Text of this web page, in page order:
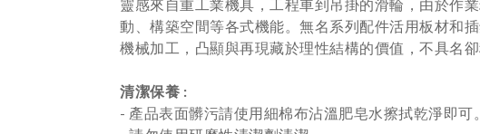
靈感來自重工業機具，工程車到吊掛的滑輪，由於作
動、構築空間等各式機能。無名系列配件活用板材和
機械加工，凸顯與再現藏於理性結構的價值，不具名卻
清潔保養 :
- 產品表面髒污請使用細棉布沾溫肥皂水擦拭乾淨即可。